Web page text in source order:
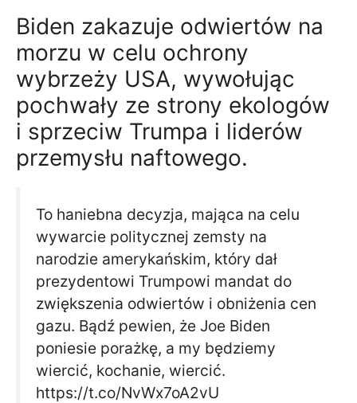
Biden zakazuje odwiertów na
morzu w celu ochrony
wybrzeży USA, wywołując
pochwały ze strony ekologów
i sprzeciw Trumpa i liderów
przemysłu naftowego.
To haniebna decyzja, mająca na celu
wywarcie politycznej zemsty na
narodzie amerykańskim, który dał
prezydentowi Trumpowi mandat do
zwiększenia odwiertów i obniżenia cen
gazu. Bądź pewien, że Joe Biden
poniesie porażkę, a my będziemy
wiercić, kochanie, wiercić.
https://t.co/NvWx7oA2vU